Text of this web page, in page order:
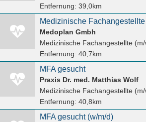
Entfernung: 39,0km
Medoplan Gmbh
Medizinische Fachangestellte
Entfernung: 40,7km
MFA gesucht
Praxis Dr. med. Matthias Wolf
Medizinische Fachangestellte
Entfernung: 40,8km
MFA gesucht (w/m/d)